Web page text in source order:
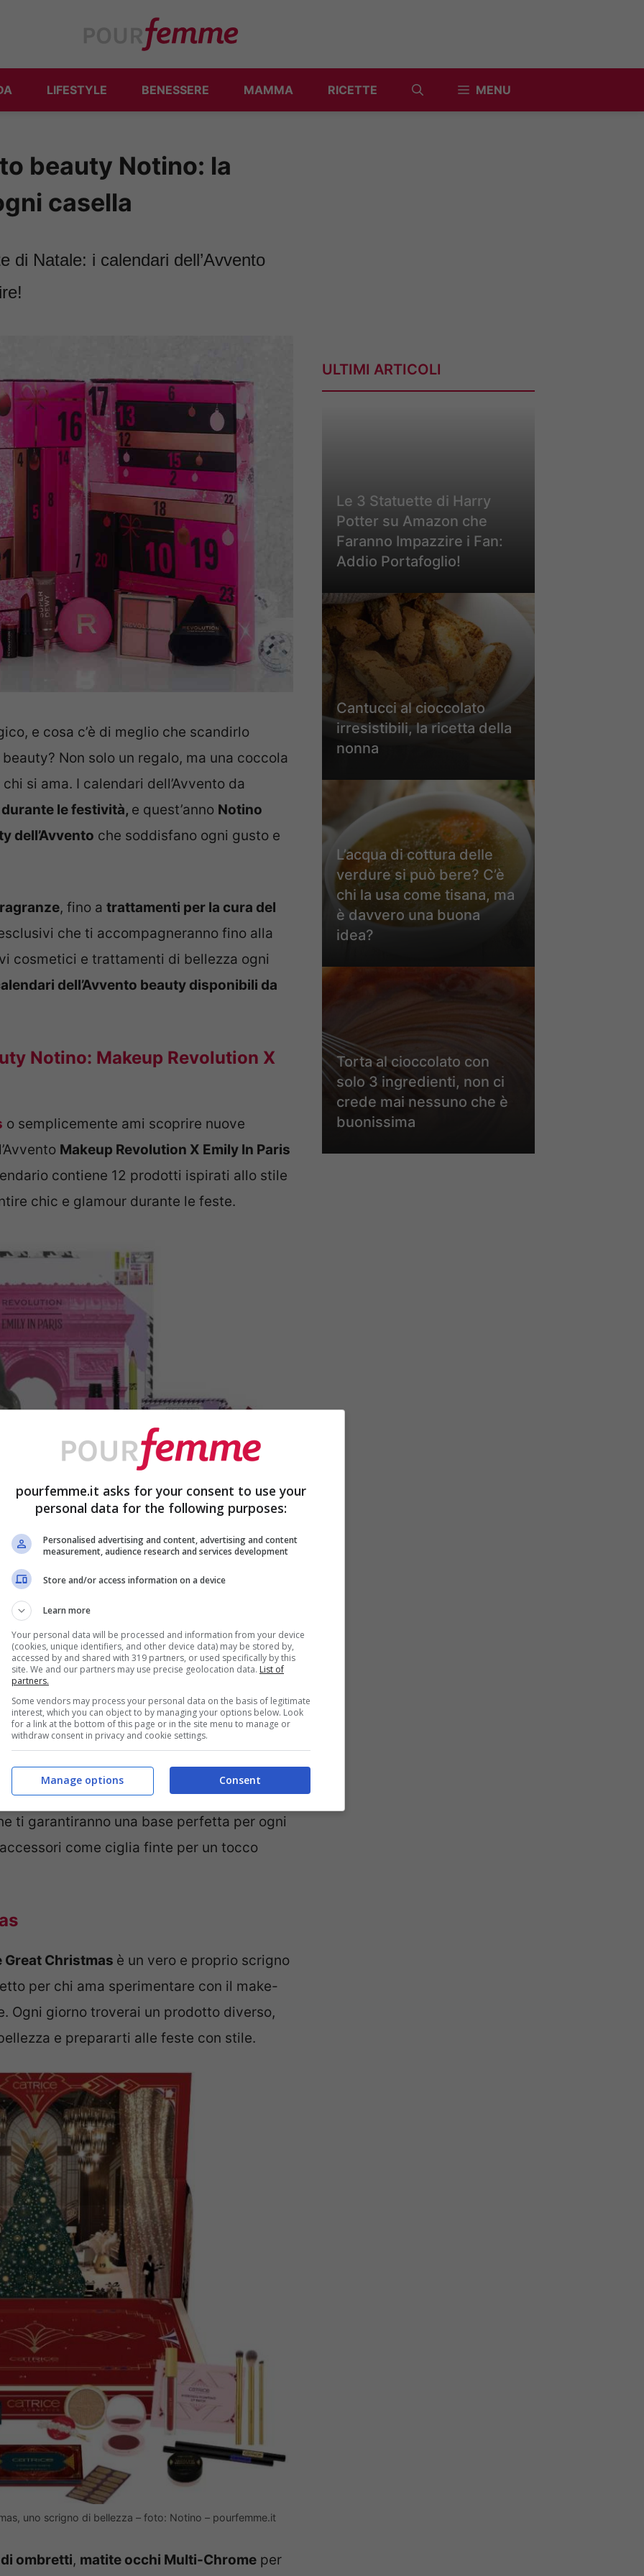
LIFESTYLE BENESSERE MAMMA RICETTE MENU
beauty Notino: la
casella
di Natale: i calendari dell’Avvento
e cosa c’è di meglio che scandirlo
Non solo un regalo, ma una coccola
si ama. I calendari dell’Avvento da
le festività, e quest’anno Notino
dell’Avvento che soddisfano ogni gusto e
, fino a trattamenti per la cura del
che ti accompagneranno fino alla
cosmetici e trattamenti di bellezza ogni
dell’Avvento beauty disponibili da
Notino: Makeup Revolution X
o semplicemente ami scoprire nuove
Makeup Revolution X Emily In Paris
contiene 12 prodotti ispirati allo stile
chic e glamour durante le feste.
dell’Avvento beauty 2024 – foto: Notino –
la
ciascuna, ideali per creare look
con iltrucco occhi , il set include
in crema, perfetti per dare profondità
opachi nei coloriChicago Pink Nude
il contouring delle labbra, per un look
per fondotinta, uno spray fissante
ti garantiranno una base perfetta per ogni
come ciglia finte per un tocco
Great Christmas è un vero e proprio scrigno
per chi ama sperimentare con il make-
Ogni giorno troverai un prodotto diverso,
e prepararti alle feste con stile.
uno scrigno di bellezza – foto: Notino – pourfemme.it
ombretti, matite occhi Multi-Chrome per
ULTIMI ARTICOLI
Le 3 Statuette di Harry
Potter su Amazon che
Faranno Impazzire i Fan:
Addio Portafoglio!
Cantucci al cioccolato
irresistibili, la ricetta della
nonna
L’acqua di cottura delle
verdure si può bere? C’è
chi la usa come tisana, ma
è davvero una buona
idea?
Torta al cioccolato con
solo 3 ingredienti, non ci
crede mai nessuno che è
buonissima
pourfemme.it asks for your consent to use your
personal data for the following purposes:
Personalised advertising and content, advertising and content
measurement, audience research and services development
Store and/or access information on a device
Learn more
Your personal data will be processed and information from your device
(cookies, unique identifiers, and other device data) may be stored by,
accessed by and shared with 319 partners, or used specifically by this
site. We and our partners may use precise geolocation data. List of
partners.
Some vendors may process your personal data on the basis of legitimate
interest, which you can object to by managing your options below. Look
for a link at the bottom of this page or in the site menu to manage or
withdraw consent in privacy and cookie settings.
Consent
Manage options